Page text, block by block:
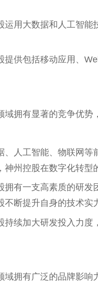
用大数据和人工智能
提供包括移动应用、
拥有显著的竞争优势
、人工智能、物联网
州控股在数字化转型
拥有一支高素质的研
断提升自身的技术实
持续加大研发投入力
拥有广泛的品牌影响